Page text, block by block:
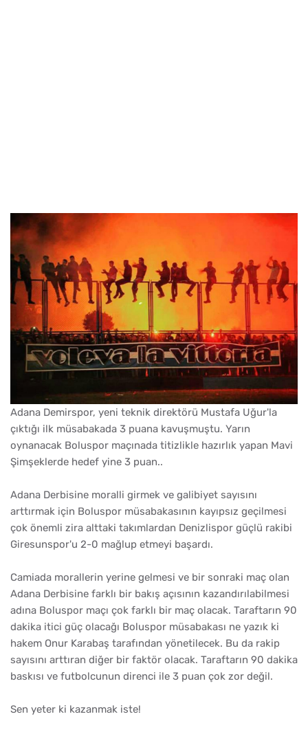
Adana Demirspor, yeni teknik direktörü Mustafa Uğur'la
çıktığı ilk müsabakada 3 puana kavuşmuştu. Yarın
oynanacak Boluspor maçınada titizlikle hazırlık yapan Mavi
Şimşeklerde hedef yine 3 puan..
Adana Derbisine moralli girmek ve galibiyet sayısını
arttırmak için Boluspor müsabakasının kayıpsız geçilmesi
çok önemli zira alttaki takımlardan Denizlispor güçlü rakibi
Giresunspor'u 2-0 mağlup etmeyi başardı.
Camiada morallerin yerine gelmesi ve bir sonraki maç olan
Adana Derbisine farklı bir bakış açısının kazandırılabilmesi
adına Boluspor maçı çok farklı bir maç olacak. Taraftarın 90
dakika itici güç olacağı Boluspor müsabakası ne yazık ki
hakem Onur Karabaş tarafından yönetilecek. Bu da rakip
sayısını arttıran diğer bir faktör olacak. Taraftarın 90 dakika
baskısı ve futbolcunun direnci ile 3 puan çok zor değil.
Sen yeter ki kazanmak iste!